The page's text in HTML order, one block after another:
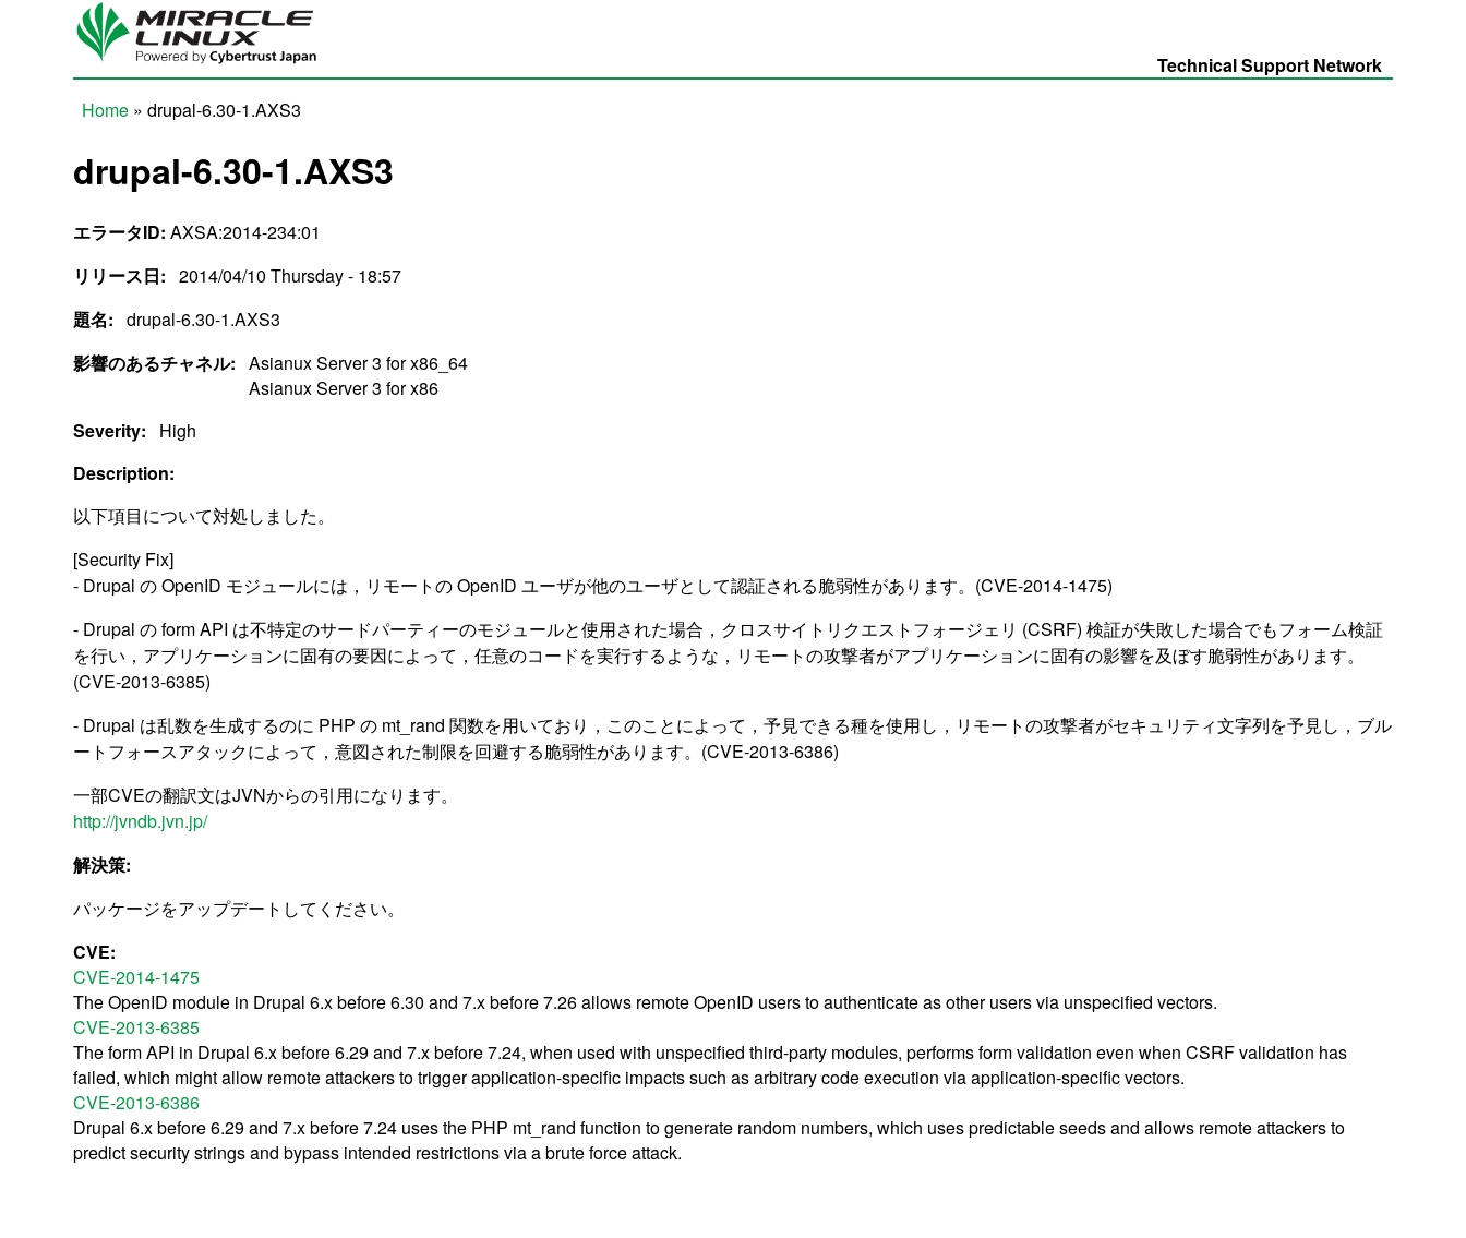
Skip to main content
Technical Support Network
Home » drupal-6.30-1.AXS3
drupal-6.30-1.AXS3
エラータID: AXSA:2014-234:01
リリース日: 2014/04/10 Thursday - 18:57
題名: drupal-6.30-1.AXS3
影響のあるチャネル: Asianux Server 3 for x86_64
Asianux Server 3 for x86
Severity:
High
Description:
以下項目について対処しました。
[Security Fix]
- Drupal の OpenID モジュールには，リモートの OpenID ユーザが他のユーザとして認証される脆弱性があります。(CVE-2014-1475)
- Drupal の form API は不特定のサードパーティーのモジュールと使用された場合，クロスサイトリクエストフォージェリ (CSRF) 検証が失敗した場合でもフォーム検証
を行い，アプリケーションに固有の要因によって，任意のコードを実行するような，リモートの攻撃者がアプリケーションに固有の影響を及ぼす脆弱性があります。
(CVE-2013-6385)
- Drupal は乱数を生成するのに PHP の mt_rand 関数を用いており，このことによって，予見できる種を使用し，リモートの攻撃者がセキュリティ文字列を予見し，ブル
ートフォースアタックによって，意図された制限を回避する脆弱性があります。(CVE-2013-6386)
一部CVEの翻訳文はJVNからの引用になります。
http://jvndb.jvn.jp/
解決策:
パッケージをアップデートしてください。
CVE:
CVE-2014-1475
The OpenID module in Drupal 6.x before 6.30 and 7.x before 7.26 allows remote OpenID users to authenticate as other users via unspecified vectors.
CVE-2013-6385
The form API in Drupal 6.x before 6.29 and 7.x before 7.24, when used with unspecified third-party modules, performs form validation even when CSRF validation has
failed, which might allow remote attackers to trigger application-specific impacts such as arbitrary code execution via application-specific vectors.
CVE-2013-6386
Drupal 6.x before 6.29 and 7.x before 7.24 uses the PHP mt_rand function to generate random numbers, which uses predictable seeds and allows remote attackers to
predict security strings and bypass intended restrictions via a brute force attack.